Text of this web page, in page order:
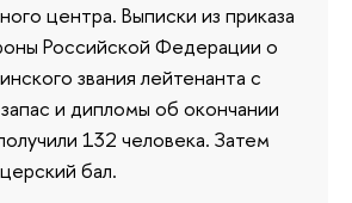
центра. Выписки из приказа
Российской Федерации о
звания лейтенанта с
и дипломы об окончании
132 человека. Затем
бал.